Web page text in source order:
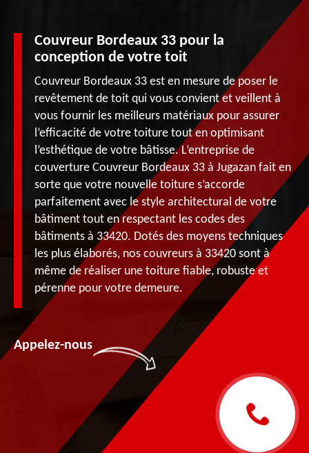
Couvreur Bordeaux 33 pour la
conception de votre toit
Couvreur Bordeaux 33 est en mesure de poser le
revêtement de toit qui vous convient et veillent à
vous fournir les meilleurs matériaux pour assurer
l’efficacité de votre toiture tout en optimisant
l’esthétique de votre bâtisse. L’entreprise de
couverture Couvreur Bordeaux 33 à Jugazan fait en
sorte que votre nouvelle toiture s’accorde
parfaitement avec le style architectural de votre
bâtiment tout en respectant les codes des
bâtiments à 33420. Dotés des moyens techniques
les plus élaborés, nos couvreurs à 33420 sont à
même de réaliser une toiture fiable, robuste et
pérenne pour votre demeure.
Appelez-nous